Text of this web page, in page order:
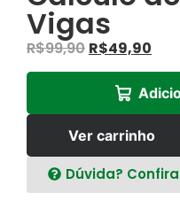
Vigas
R$99,90 R$49,90
Ver carrinho
Dúvida?